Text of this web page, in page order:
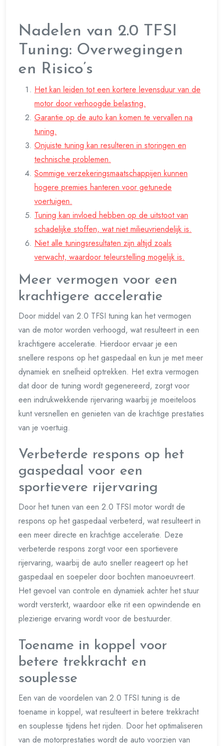
Nadelen van 2.0 TFSI
Tuning: Overwegingen
en Risico’s
Het kan leiden tot een kortere levensduur van de
motor door verhoogde belasting.
Garantie op de auto kan komen te vervallen na
tuning.
Onjuiste tuning kan resulteren in storingen en
technische problemen.
Sommige verzekeringsmaatschappijen kunnen
hogere premies hanteren voor getunede
voertuigen.
Tuning kan invloed hebben op de uitstoot van
schadelijke stoffen, wat niet milieuvriendelijk is.
Niet alle tuningsresultaten zijn altijd zoals
verwacht, waardoor teleurstelling mogelijk is.
Meer vermogen voor een
krachtigere acceleratie
Door middel van 2.0 TFSI tuning kan het vermogen
van de motor worden verhoogd, wat resulteert in een
krachtigere acceleratie. Hierdoor ervaar je een
snellere respons op het gaspedaal en kun je met meer
dynamiek en snelheid optrekken. Het extra vermogen
dat door de tuning wordt gegenereerd, zorgt voor
een indrukwekkende rijervaring waarbij je moeiteloos
kunt versnellen en genieten van de krachtige prestaties
van je voertuig.
Verbeterde respons op het
gaspedaal voor een
sportievere rijervaring
Door het tunen van een 2.0 TFSI motor wordt de
respons op het gaspedaal verbeterd, wat resulteert in
een meer directe en krachtige acceleratie. Deze
verbeterde respons zorgt voor een sportievere
rijervaring, waarbij de auto sneller reageert op het
gaspedaal en soepeler door bochten manoeuvreert.
Het gevoel van controle en dynamiek achter het stuur
wordt versterkt, waardoor elke rit een opwindende en
plezierige ervaring wordt voor de bestuurder.
Toename in koppel voor
betere trekkracht en
souplesse
Een van de voordelen van 2.0 TFSI tuning is de
toename in koppel, wat resulteert in betere trekkracht
en souplesse tijdens het rijden. Door het optimaliseren
van de motorprestaties wordt de auto voorzien van